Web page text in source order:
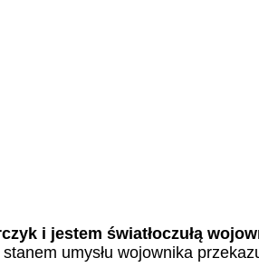
i jestem światłoczułą
umysłu wojownika